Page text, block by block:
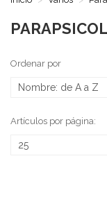
Ordenar por
Artículos por página: